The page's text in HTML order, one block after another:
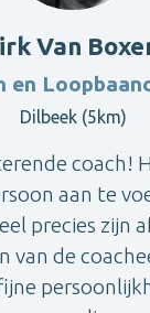
Van
en
Dilbeek (5km)
coach!
aan te
precies zijn
van de